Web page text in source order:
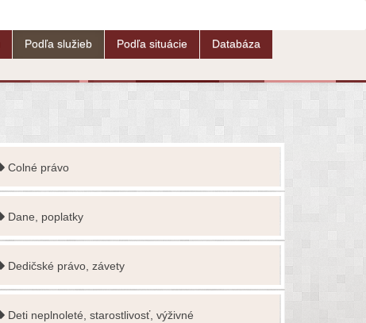
Podľa služieb Podľa situácie Databáza
Colné právo
Dane, poplatky
Dedičské právo, závety
Deti neplnoleté, starostlivosť, výživné